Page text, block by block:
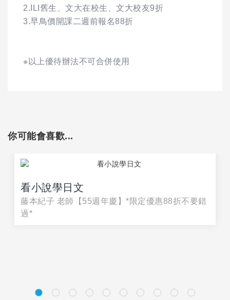
2.ILI舊生、文大在校生、文大校友9折
3.早鳥價開課二週前報名88折
※以上優待辦法不可合併使用
你可能會喜歡...
看小說學日文
藤本紀子 老師【55週年慶】*限定優惠88折不要錯
過*